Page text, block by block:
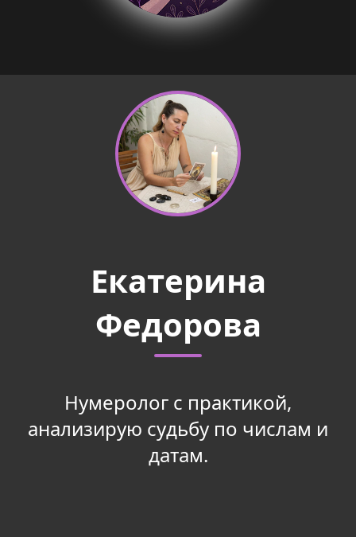
Екатерина
Федорова
Нумеролог с практикой,
анализирую судьбу по числам и
датам.